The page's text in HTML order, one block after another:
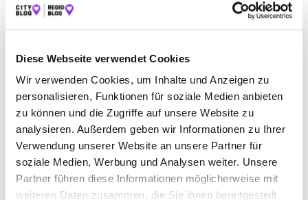
Diese Webseite verwendet Cookies
Wir verwenden Cookies, um Inhalte und Anzeigen zu
personalisieren, Funktionen für soziale Medien anbieten
zu können und die Zugriffe auf unsere Website zu
analysieren. Außerdem geben wir Informationen zu Ihrer
Verwendung unserer Website an unsere Partner für
soziale Medien, Werbung und Analysen weiter. Unsere
Partner führen diese Informationen möglicherweise mit
weiteren Daten zusammen, die Sie ihnen bereitgestellt
Konz:gegenüber Lidl
Dienstag, Donnerstag und Freitag: 08.30 bis 17.00 Uhr /
Oberbillig:an der B419
Schweich:In den Schlimmfuhren, in der Nähe von Aldi
und Lidl
Montag, Mittwoch, Donnerstag, Freitag: 08.30 bis 17.00
Uhr / Samstag von 08.30 bis 13.30 Uhr
Bauer Greif
Trier-Zewen: